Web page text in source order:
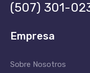
(507) 301-
Empresa
Sobre Nosotros